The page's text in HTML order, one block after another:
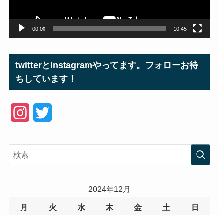
00:00 10:45
twitterとInstagramやってます。フォローお待
ちしています！
e
2024年12月
月 火 水 木 金 土 日